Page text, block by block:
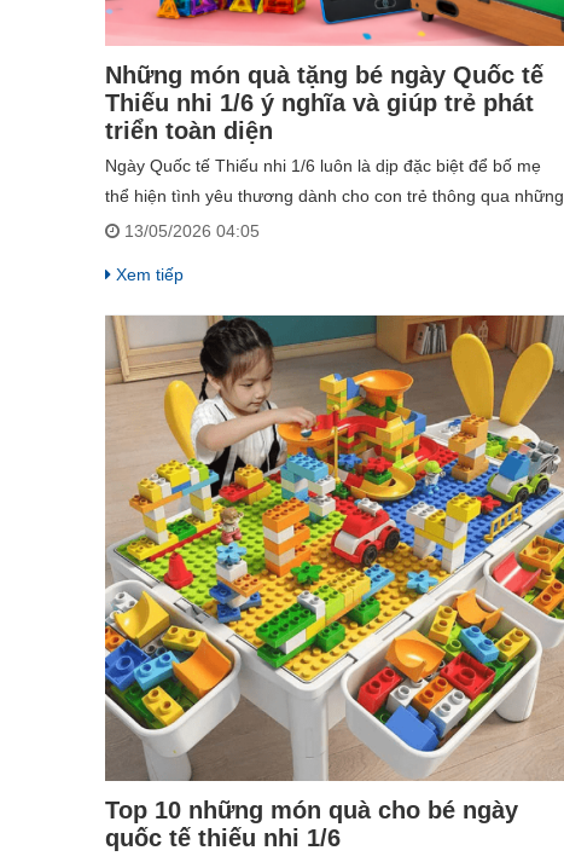
Những món quà tặng bé ngày Quốc tế
Thiếu nhi 1/6 ý nghĩa và giúp trẻ phát
triển toàn diện
Ngày Quốc tế Thiếu nhi 1/6 luôn là dịp đặc biệt để bố mẹ
thể hiện tình yêu thương dành cho con trẻ thông qua những
món quà ý nghĩa. Tuy nhiên, thay vì lựa chọn những món đồ
huynh hiện nay ưu tiên các sản phẩm vừa giúp bé vui chơi
vừa hỗ trợ phát triển trí tuệ, kỹ năng và khả năng sáng tạo.
13/05/2026 04:05
Xem tiếp
Top 10 những món quà cho bé ngày
quốc tế thiếu nhi 1/6